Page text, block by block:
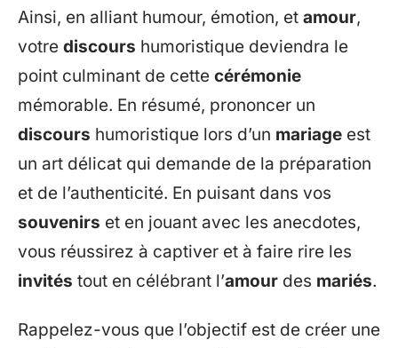
Ainsi, en alliant humour, émotion, et amour,
votre discours humoristique deviendra le
point culminant de cette cérémonie
mémorable. En résumé, prononcer un
discours humoristique lors d’un mariage est
un art délicat qui demande de la préparation
et de l’authenticité. En puisant dans vos
souvenirs et en jouant avec les anecdotes,
vous réussirez à captiver et à faire rire les
invités tout en célébrant l’amour des mariés.
Rappelez-vous que l’objectif est de créer une